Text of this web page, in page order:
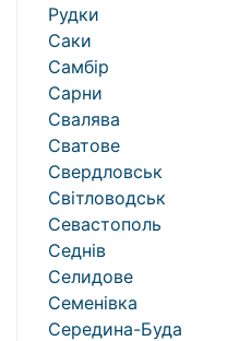
Рудки
Саки
Самбір
Сарни
Свалява
Сватове
Свердловськ
Світловодськ
Севастополь
Седнів
Селидове
Семенівка
Середина-Буда